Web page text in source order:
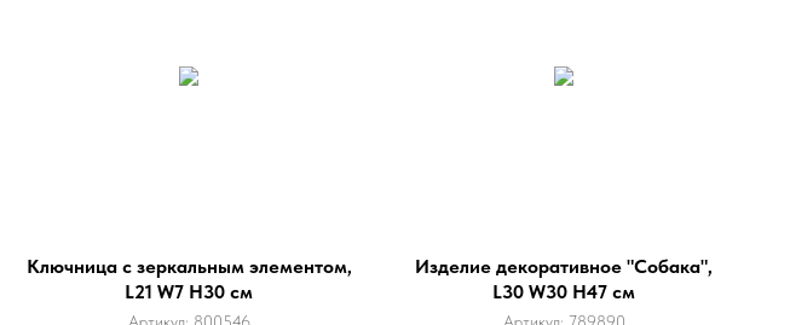
Ключница с зеркальным элементом,
L21 W7 H30 см
Изделие декоративное "Собака",
L30 W30 H47 см